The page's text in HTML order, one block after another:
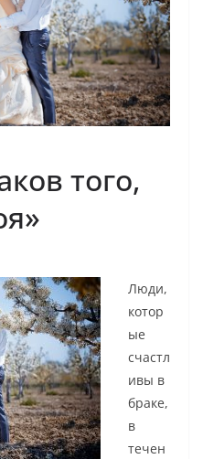
того,
Люди,
котор
ые
счастл
ивы в
браке,
в
течен